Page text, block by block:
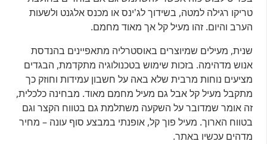
טריקו רגילה למטה, בשידוך לג'ינס או מכנס אלגנט ולשעות
הערב והיום. זהו מעיל קל אך מאוד מחמם.
שנית, מעילים שמיוצרים באוסטרליה מתאפיינים בהנדסת
אנוש מדהימה. בזכות שימוש בטכנולוגיה מתקדמת, הבגדים
מציעים נוחות מרבית שלא באה על חשבון עמידות וחוזק כך
מתקבל מעיל קל אבל גם מעיל מחמם מאוד. מבחינה כלכלית,
זה אומר שמדובר על השקעה משתלמת גם בטווח הקצר וגם
בטווח הארוך. מעיל פוך קל, אופנתי במבצע סוף עונה – מחיר
מדהים עכשיו באתר.